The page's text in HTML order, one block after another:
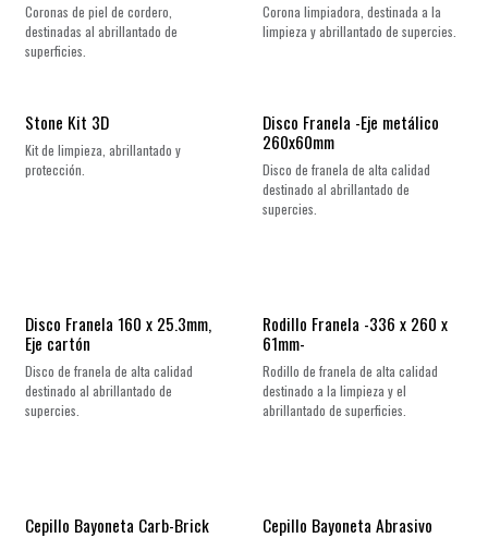
Coronas de piel de cordero,
destinadas al abrillantado de
superficies.
Corona limpiadora, destinada a la
limpieza y abrillantado de supercies.
Stone Kit 3D
Kit de limpieza, abrillantado y
protección.
Disco Franela -Eje metálico
260x60mm
Disco de franela de alta calidad
destinado al abrillantado de
supercies.
Disco Franela 160 x 25.3mm,
Eje cartón
Disco de franela de alta calidad
destinado al abrillantado de
supercies.
Rodillo Franela -336 x 260 x
61mm-
Rodillo de franela de alta calidad
destinado a la limpieza y el
abrillantado de superficies.
Cepillo Bayoneta Carb-Brick Cepillo Bayoneta Abrasivo